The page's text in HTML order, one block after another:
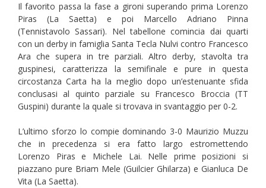
Il favorito passa la fase a gironi superando prima Lorenzo
Piras (La Saetta) e poi Marcello Adriano Pinna
(Tennistavolo Sassari). Nel tabellone comincia dai quarti
con un derby in famiglia Santa Tecla Nulvi contro Francesco
Ara che supera in tre parziali. Altro derby, stavolta tra
guspinesi, caratterizza la semifinale e pure in questa
circostanza Carta ha la meglio dopo un’estenuante sfida
conclusasi al quinto parziale su Francesco Broccia (TT
Guspini) durante la quale si trovava in svantaggio per 0-2.
L’ultimo sforzo lo compie dominando 3-0 Maurizio Muzzu
che in precedenza si era fatto largo estromettendo
Lorenzo Piras e Michele Lai. Nelle prime posizioni si
piazzano pure Briam Mele (Guilcier Ghilarza) e Gianluca De
Vita (La Saetta).